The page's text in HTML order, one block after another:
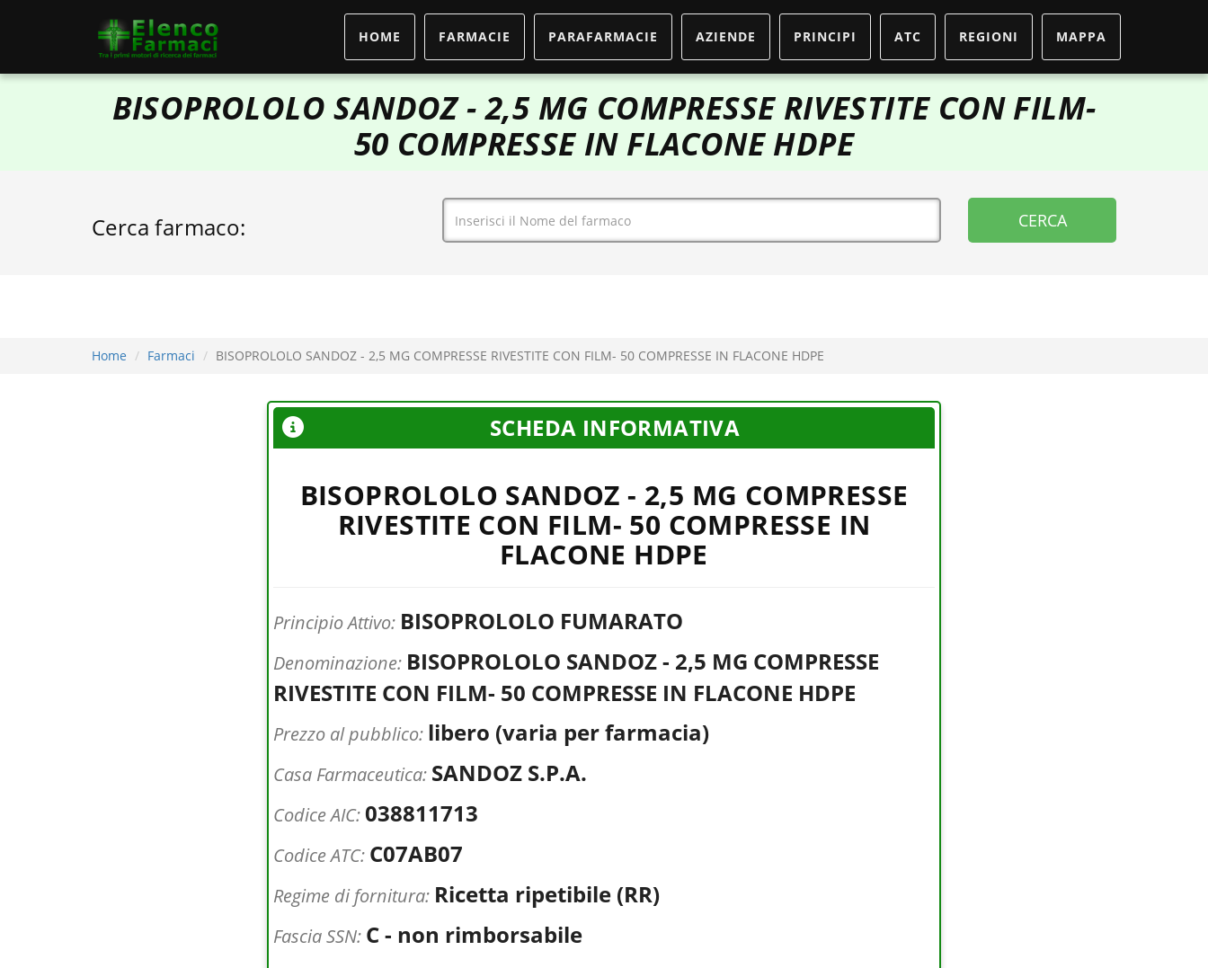
HOME FARMACIE PARAFARMACIE AZIENDE PRINCIPI ATC REGIONI MAPPA
BISOPROLOLO SANDOZ - 2,5 MG COMPRESSE RIVESTITE CON FILM-
50 COMPRESSE IN FLACONE HDPE
Cerca farmaco:
Home Farmaci BISOPROLOLO SANDOZ - 2,5 MG COMPRESSE RIVESTITE CON FILM- 50 COMPRESSE IN FLACONE HDPE
SCHEDA INFORMATIVA
BISOPROLOLO SANDOZ - 2,5 MG COMPRESSE
RIVESTITE CON FILM- 50 COMPRESSE IN
FLACONE HDPE
Principio Attivo: BISOPROLOLO FUMARATO
Denominazione: BISOPROLOLO SANDOZ - 2,5 MG COMPRESSE
RIVESTITE CON FILM- 50 COMPRESSE IN FLACONE HDPE
Prezzo al pubblico: libero (varia per farmacia)
Casa Farmaceutica: SANDOZ S.P.A.
Codice AIC:038811713
Codice ATC: C07AB07
Regime di fornitura: Ricetta ripetibile (RR)
Fascia SSN: C - non rimborsabile